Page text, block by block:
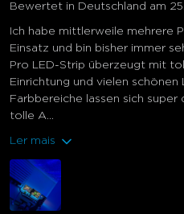
Bewertet in Deutschland am
Ich habe mittlerweile mehrere
Einsatz und bin bisher immer
Pro LED-Strip überzeugt mit
Einrichtung und vielen
Farbbereiche lassen sich
tolle A...
Ler mais